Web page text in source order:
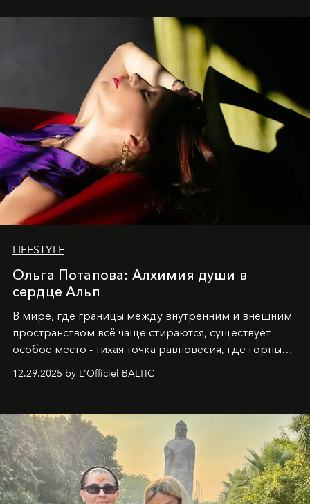
LIFESTYLE
Ольга Потапова: Алхимия души в
сердце Альп
В мире, где границы между внутренним и внешним
пространством всё чаще стираются, существует
особое место - тихая точка равновесия, где горные
вершины Швейцарии встречаются с бездонными
глубинами человеческой души. Здесь, на стыке
Ольга Потапова - женщина, чей путь от поиска
истины превратился в искусство превращения
человеческих кризисов в возможности для
возрождения.
12.29.2025 by L'Officiel BALTIC